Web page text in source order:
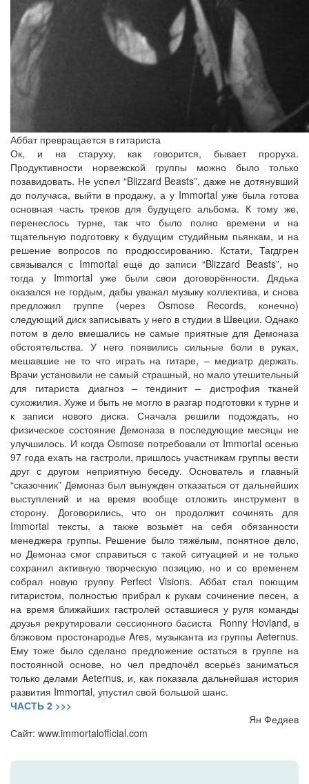
Аббат превращается в гитариста
Ок, и на старуху, как говорится, бывает проруха.
Продуктивности норвежской группы можно было только
позавидовать. Не успел “Blizzard Beasts”, даже не дотянувший
до получаса, выйти в продажу, а у Immortal уже была готова
основная часть треков для будущего альбома. К тому же,
перенеслось турне, так что было полно времени и на
тщательную подготовку к будущим студийным пьянкам, и на
решение вопросов по продюссированию. Кстати, Тагдгрен
связывался с Immortal ещё до записи “Blizzard Beasts”, но
тогда у Immortal уже были свои договорённости. Дядька
оказался не гордым, дабы уважал музыку коллектива, и снова
предложил группе (через Osmose Records, конечно)
следующий диск записывать у него в студии в Швеции. Однако
потом в дело вмешались не самые приятные для Демоназа
обстоятельства. У него появились сильные боли в руках,
мешавшие не то что играть на гитаре, – медиатр держать.
Врачи установили не самый страшный, но мало утешительный
для гитариста диагноз – тендинит – дистрофия тканей
сухожилия. Хуже и быть не могло в разгар подготовки к турне и
к записи нового диска. Сначала решили подождать, но
физическое состояние Демоназа в последующие месяцы не
улучшилось. И когда Osmose потребовали от Immortal осенью
97 года ехать на гастроли, пришлось участникам группы вести
друг с другом неприятную беседу. Основатель и главный
“сказочник” Демоназ был вынужден отказаться от дальнейших
выступлений и на время вообще отложить инструмент в
сторону. Договорились, что он продолжит сочинять для
Immortal тексты, а также возьмёт на себя обязанности
менеджера группы. Решение было тяжёлым, понятное дело,
но Демоназ смог справиться с такой ситуацией и не только
сохранил активную творческую позицию, но и со временем
собрал новую группу Perfect Visions. Аббат стал поющим
гитаристом, полностью прибрал к рукам сочинение песен, а
на время ближайших гастролей оставшиеся у руля команды
друзья рекрутировали сессионного басиста Ronny Hovland, в
блэковом простонародье Ares, музыканта из группы Aeternus.
Ему тоже было сделано предложение остаться в группе на
постоянной основе, но чел предпочёл всерьёз заниматься
только делами Aeternus, и, как показала дальнейшая история
развития Immortal, упустил свой большой шанс.
ЧАСТЬ 2 >>>
Ян Федяев
Сайт: www.immortalofficial.com